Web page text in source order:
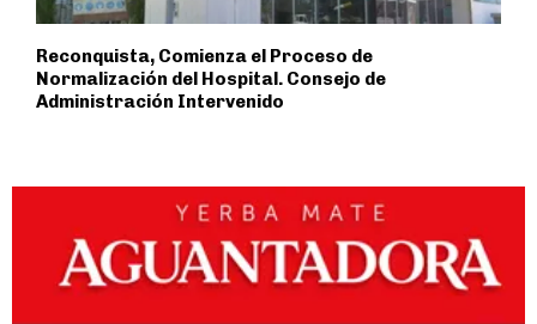
Reconquista, Comienza el Proceso de
Normalización del Hospital. Consejo de
Administración Intervenido